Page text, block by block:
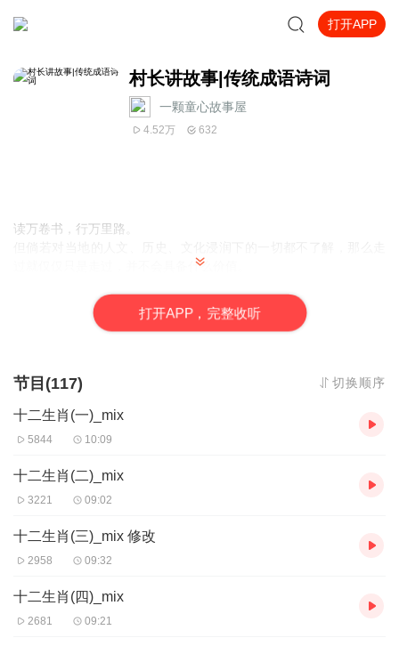
打开APP
村长讲故事|传统成语诗词
一颗童心故事屋
4.52万 632
读万卷书，行万里路。
过就仅仅只是走过，并不会具备什么价值。
收获真知”出现，否则，这将会成为最糟糕的体验。
那么，如何让孩子有兴趣地去了解和聆听呢？
每一篇故事，都是由村长讲故事团队精心修改打造，用最贴近孩子
生活的表达方式，有趣生动的语言来讲述“枯燥乏味”的成语&诗词。
满足孩子的好奇心，让孩子从故事中开始对事物进行探索，让孩子
选取的民间、名人、节日故事从生活本身出发，有真实的部分但又
并不局限于实际情况，甚至有异想天开的成分。村长讲故事团队用
清晰合理的逻辑把故事讲述给孩子听，同时也能培养孩子清晰又有
打开APP，完整收听
节目(117) 切换顺序
十二生肖(一)_mix
5844 10:09
十二生肖(二)_mix
3221 09:02
十二生肖(三)_mix 修改
2958 09:32
十二生肖(四)_mix
2681 09:21